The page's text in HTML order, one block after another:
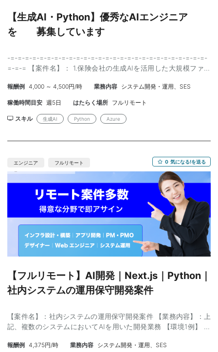
【生成AI・Python】優秀なAIエンジニア
を 募集しています
-=-=-=-=-=-=-=-=-=-=-=-=-=-=-=-=-=-=-=-=-=-=-=-=-=-=-=-
=-=-= 【案件名】： 1.保険会社の生成AIを活用した大規模ファイ
性能改善研究プロジェクト 【業務内容】： AIプロジェクトを成功
に導くことができる優秀なAIエンジニアを募集しています。 1．
ァイルの中から該当ファイルを検索（RAG）する 検索した結果を
tuningして、国家試験（思考が問われるデータのみ）の回答性能を
て、推論を通じて性能を改善する 【スキル】： ＜必須＞ ・生成AI
のAPIを利用するだけではなく、生成AIの出力性能を改善するため
の実装経験 ・複数プロジェクトの同時並行（下記記載の2案件に
同時でアサイン予定） ・Pythonでの開発経験3年以上 ・AI開発プ
ロジェクト（音声、自然言語）の経験1年以上 ・AI（生成AI）関連
のモデル・論文調査が一人で可能 ＜尚可＞ ・生成AIの出力を改善
するFunction callingを活用した構造化、 RAGの性能を改善するた
めのドキュメントの構造化・マークダウン化関連のプロジェクト
経験 ・Azureを利用したインフラ構築経験（Azure App Serive、
Azure OpenAI、Document Intelligence、Azure AI Search等）
3月 ※最初は1～2ヶ月で契約 その後問題なく稼働ができれば追加で
3ヶ月更新 【単価】：スキル見合い 【募集人数】：複数名 【面
談】：1回WEB -=-=-=-=-=-=-=-=-=-=-=-=-=-=-=-=-=-=-=-=-=-
報酬例 4,000 ～ 4,500円/時 業務内容 システム開発・運用、SES
稼働時間目安 週5日 はたらく場所 フルリモート
スキル 生成AI Python Azure
エンジニア フルリモート 0 気になる!を送る
【フルリモート】AI開発｜Next.js｜Python｜
社内システムの運用保守開発案件
【案件名】：社内システムの運用保守開発案件 【業務内容】：上
記、複数のシステムにおいてAIを用いた開発業務 【環境1例】 フ
Supabase インフラ：GCP AI:OpenAI、Anthopic、Google 【スキ
報酬例 4,375円/時 業務内容 システム開発・運用、SES